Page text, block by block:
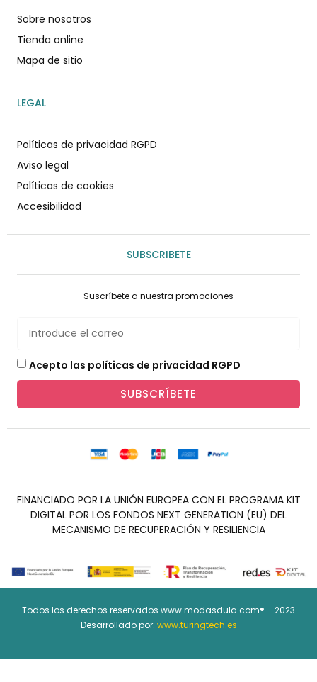
Sobre nosotros
Tienda online
Mapa de sitio
LEGAL
Políticas de privacidad RGPD
Aviso legal
Políticas de cookies
Accesibilidad
SUBSCRIBETE
Suscríbete a nuestra promociones
Acepto las políticas de privacidad RGPD
SUBSCRÍBETE
FINANCIADO POR LA UNIÓN EUROPEA CON EL PROGRAMA KIT
DIGITAL POR LOS FONDOS NEXT GENERATION (EU) DEL
MECANISMO DE RECUPERACIÓN Y RESILIENCIA
Todos los derechos reservados www.modasdula.com® – 2023
Desarrollado por: www.turingtech.es